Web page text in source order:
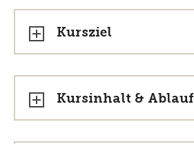
Kursziel
Kursinhalt & Ablauf